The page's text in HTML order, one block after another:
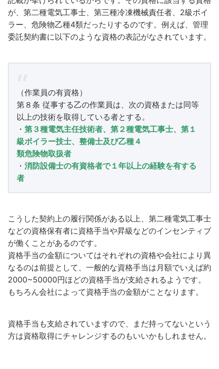
が、第二種電気工事士、第三種冷凍機械責任者、2級ボイ
ラー、危険物乙種4類だったりするのです。例えば、管理
委託契約書に以下のような資格の表記がなされています。
（作業員の有資格）
第８条 従事する乙の作業員は、次の資格または同等
以上の技術を取得している者とする。
・ 第３種電気主任技術者、第２種電気工事士、第１
級ボイラー技士、整備士及び乙種４
類危険物取扱者
・ 消防設備士の有資格者で１年以上の経験を有する
者
こうした契約上の履行関係がある以上、第二種電気工事士
などの資格保有者に資格手当や昇級などのインセンティブ
が働くことがあるのです。
資格手当の金額についてはそれぞれの資格や会社により異
なるのは前提として、一般的な資格手当は月額でいえば約
2000~50000円ほどの資格手当が支給されるようです。
もちろん会社によって資格手当の金額がことなります。
資格手当も支給されていますので、まだ持ってないという
方は資格取得にチャレンジするのもいいかもしれません。